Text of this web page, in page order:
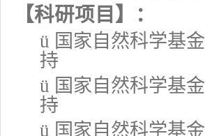
【科研项目】 ：
ü 国家自然科学基金
持
ü 国家自然科学基金
持
ü 国家自然科学基金